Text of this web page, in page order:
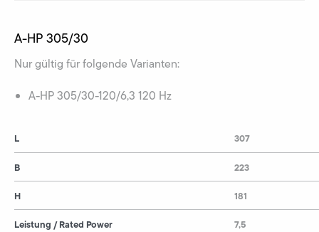
A-HP 305/30
Nur gültig für folgende Varianten:
A-HP 305/30-120/6,3 120 Hz
L
B
H
Leistung / Rated Power
307
223
181
7,5